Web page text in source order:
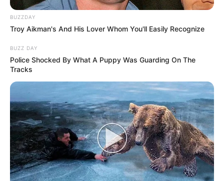
BUZZDAY
Troy Aikman's And His Lover Whom You'll Easily Recognize
BUZZ DAY
Police Shocked By What A Puppy Was Guarding On The
Tracks